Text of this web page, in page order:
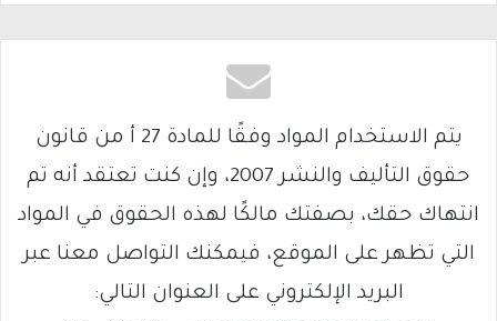
يتم الاستخدام المواد وفقًا للمادة 27 أ من قانون
حقوق التأليف والنشر 2007، وإن كنت تعتقد أنه تم
انتهاك حقك، بصفتك مالكًا لهذه الحقوق في المواد
التي تظهر على الموقع، فيمكنك التواصل معنا عبر
البريد الإلكتروني على العنوان التالي: